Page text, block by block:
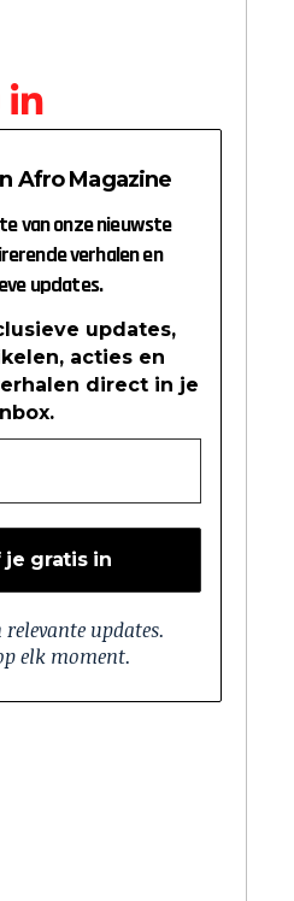
Afro Magazine
van onze nieuwste
verhalen en
updates.
updates,
acties en
direct in je
relevante updates.
elk moment.